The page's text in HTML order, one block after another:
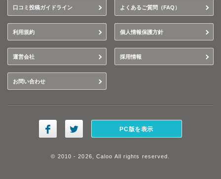
口コミ投稿ガイドライン よくあるご質問（FAQ）
利用規約 個人情報保護方針
運営会社 採用情報
お問い合わせ
PC版を表示
© 2010 - 2026, Caloo All rights reserved.